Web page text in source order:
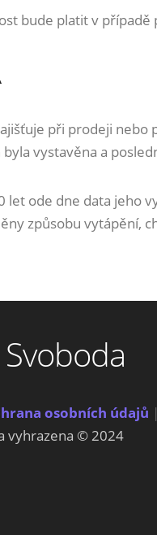
bude platit v
při prodeji
vystavěna a
let ode dne data jeho
způsobu vytápění,
osobních údajů |
vyhrazena © 2024